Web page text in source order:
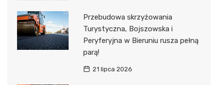
Przebudowa skrzyżowania
Turystyczna, Bojszowska i
Peryferyjna w Bieruniu rusza pełną
parą!
21 lipca 2026